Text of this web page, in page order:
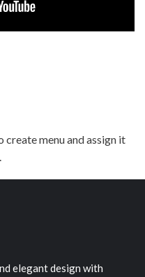
create menu and assign it
elegant design with